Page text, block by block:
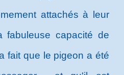
attachés à leur
fabuleuse capacité de
fait que le pigeon a été